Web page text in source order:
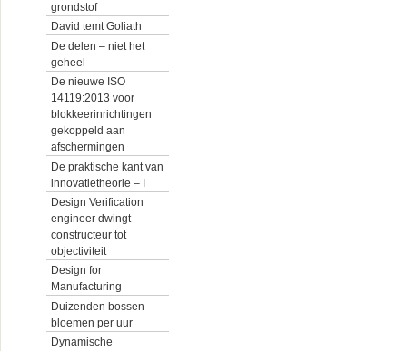
grondstof
David temt Goliath
De delen – niet het
geheel
De nieuwe ISO
14119:2013 voor
blokkeerinrichtingen
gekoppeld aan
afschermingen
De praktische kant van
innovatietheorie – I
Design Verification
engineer dwingt
constructeur tot
objectiviteit
Design for
Manufacturing
Duizenden bossen
bloemen per uur
Dynamische